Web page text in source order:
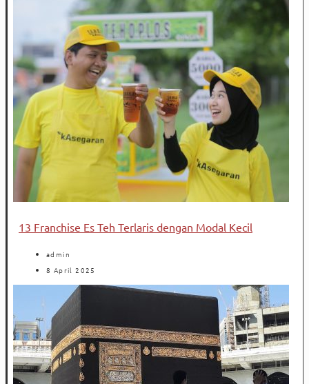
13 Franchise Es Teh Terlaris dengan Modal Kecil
admin
8 April 2025